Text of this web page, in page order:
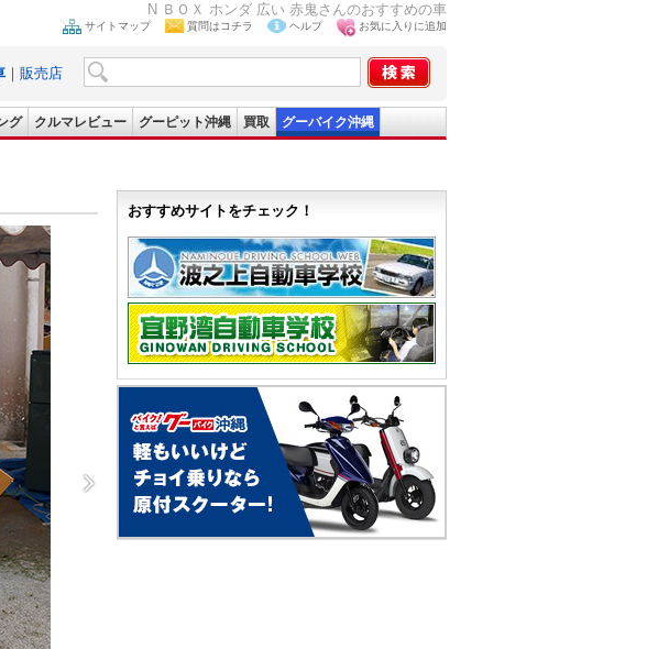
N ＢＯＸ ホンダ 広い 赤鬼さんのおすすめの車
サイトマップ 質問はコチラ ヘルプ お気に入りに追加
｜ 販売店
グ クルマレビュー グーピット沖縄 買取 グーバイク沖縄
おすすめサイトをチェック！